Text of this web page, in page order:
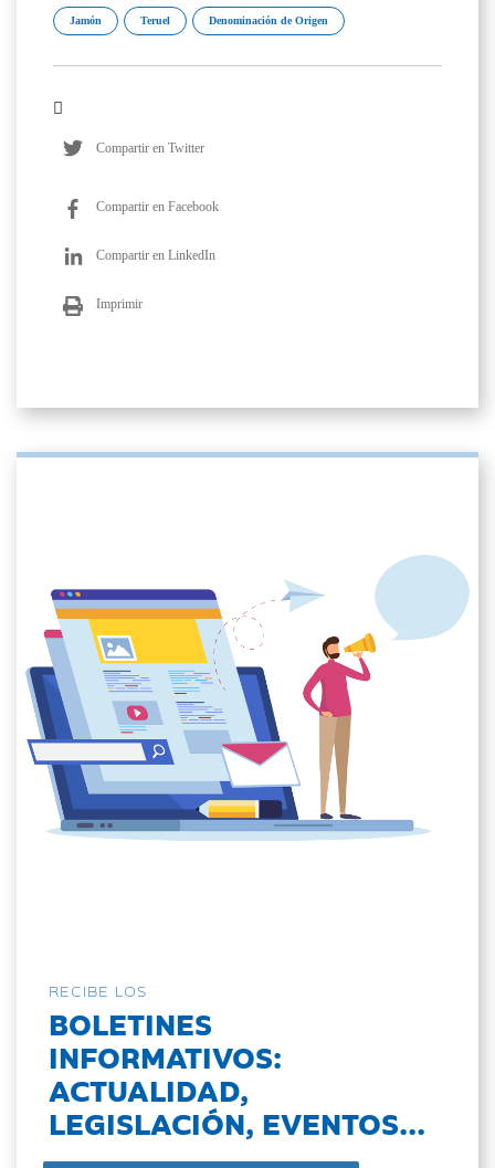
Jamón Teruel Denominación de Origen
Compartir en Twitter
Compartir en Facebook
Compartir en LinkedIn
Imprimir
RECIBE LOS
BOLETINES
INFORMATIVOS:
ACTUALIDAD,
LEGISLACIÓN, EVENTOS...